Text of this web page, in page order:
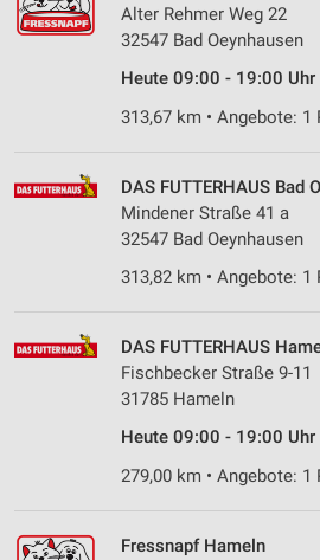
Alter Rehmer Weg 22
32547 Bad Oeynhausen
Heute 09:00 - 19:00 Uhr
313,67 km • Angebote: 1
DAS FUTTERHAUS Bad
Mindener Straße 41 a
32547 Bad Oeynhausen
313,82 km • Angebote: 1
DAS FUTTERHAUS
Fischbecker Straße 9-11
31785 Hameln
Heute 09:00 - 19:00 Uhr
279,00 km • Angebote: 1
Fressnapf Hameln